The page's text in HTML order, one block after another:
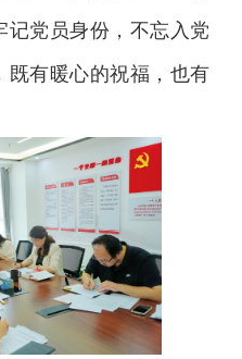
党员身份，不忘入党
有暖心的祝福，也有